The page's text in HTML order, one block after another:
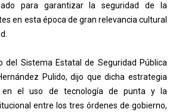
para garantizar la seguridad de la
en esta época de gran relevancia cultural
del Sistema Estatal de Seguridad Pública
Pulido, dijo que dicha estrategia
en el uso de tecnología de punta y la
entre los tres órdenes de gobierno,